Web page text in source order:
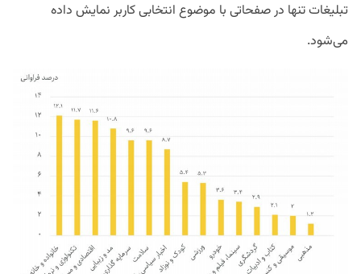
تبلیغات تنها در صفحاتی با موضوع انتخابی کاربر نمایش داده
می‌شود.